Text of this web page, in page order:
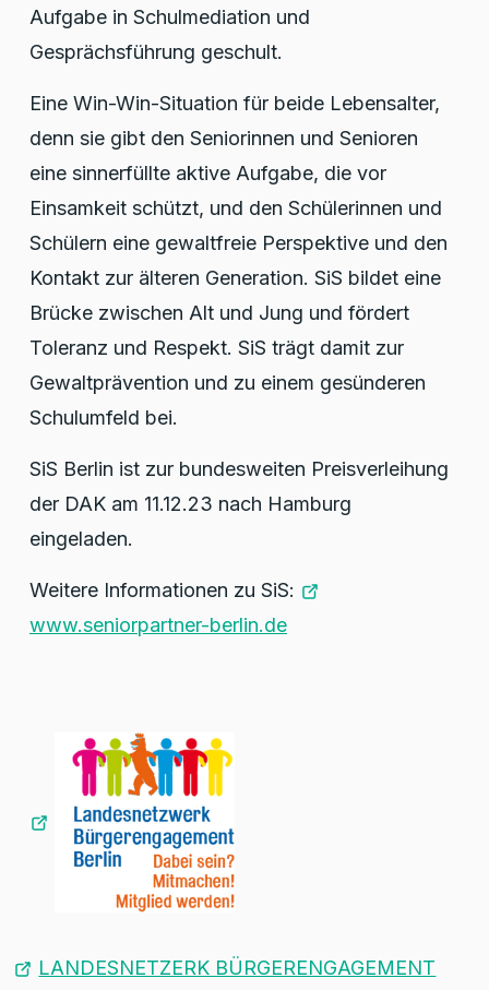
Aufgabe in Schulmediation und
Gesprächsführung geschult.
Eine Win-Win-Situation für beide Lebensalter,
denn sie gibt den Seniorinnen und Senioren
eine sinnerfüllte aktive Aufgabe, die vor
Einsamkeit schützt, und den Schülerinnen und
Schülern eine gewaltfreie Perspektive und den
Kontakt zur älteren Generation. SiS bildet eine
Brücke zwischen Alt und Jung und fördert
Toleranz und Respekt. SiS trägt damit zur
Gewaltprävention und zu einem gesünderen
Schulumfeld bei.
SiS Berlin ist zur bundesweiten Preisverleihung
der DAK am 11.12.23 nach Hamburg
eingeladen.
Weitere Informationen zu SiS:
www.seniorpartner-berlin.de
LANDESNETZERK BÜRGERENGAGEMENT